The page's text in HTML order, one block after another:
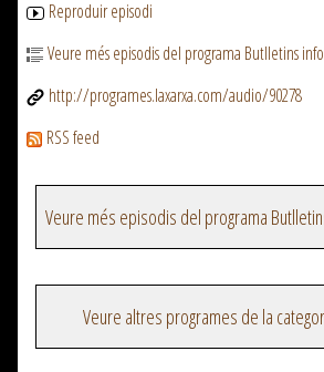
Reproduir episodi
Veure més episodis del programa Butlletins
http://programes.laxarxa.com/audio/90278
RSS feed
Veure altres programes de la